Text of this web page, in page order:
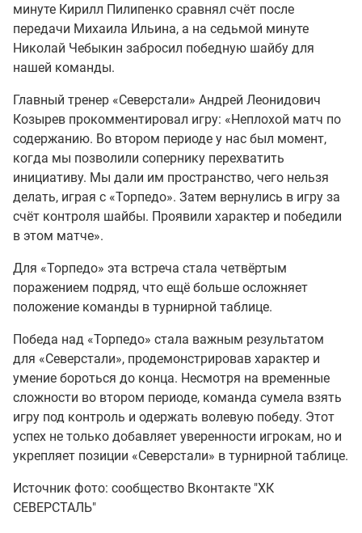
минуте Кирилл Пилипенко сравнял счёт после
передачи Михаила Ильина, а на седьмой минуте
Николай Чебыкин забросил победную шайбу для
нашей команды.
Главный тренер «Северстали» Андрей Леонидович
Козырев прокомментировал игру: «Неплохой матч по
содержанию. Во втором периоде у нас был момент,
когда мы позволили сопернику перехватить
инициативу. Мы дали им пространство, чего нельзя
делать, играя с «Торпедо». Затем вернулись в игру за
счёт контроля шайбы. Проявили характер и победили
в этом матче».
Для «Торпедо» эта встреча стала четвёртым
поражением подряд, что ещё больше осложняет
положение команды в турнирной таблице.
Победа над «Торпедо» стала важным результатом
для «Северстали», продемонстрировав характер и
умение бороться до конца. Несмотря на временные
сложности во втором периоде, команда сумела взять
игру под контроль и одержать волевую победу. Этот
успех не только добавляет уверенности игрокам, но и
укрепляет позиции «Северстали» в турнирной таблице.
Источник фото: сообщество Вконтакте "ХК
СЕВЕРСТАЛЬ"